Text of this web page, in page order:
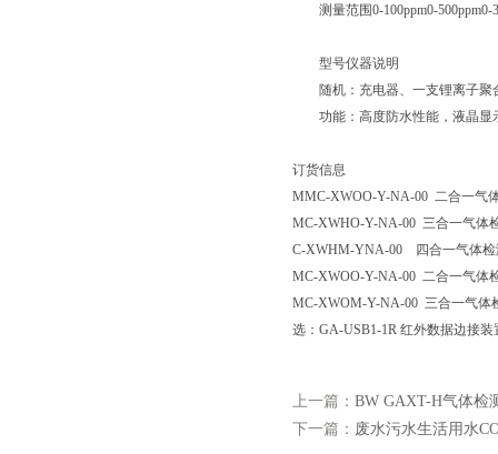
测量范围0-100ppm0-500ppm0-
型号仪器说明
随机：充电器、一支锂离子聚
功能：高度防水性能，液晶显
订货信息
MMC-XWOO-Y-NA-00 二合一气
MC-XWHO-Y-NA-00 三合一气体
C-XWHM-YNA-00 四合一气体检
MC-XWOO-Y-NA-00 二合一气体
MC-XWOM-Y-NA-00 三合一气体
选：GA-USB1-1R 红外数据边接装
上一篇： BW GAXT-H气体检
下一篇： 废水污水生活用水